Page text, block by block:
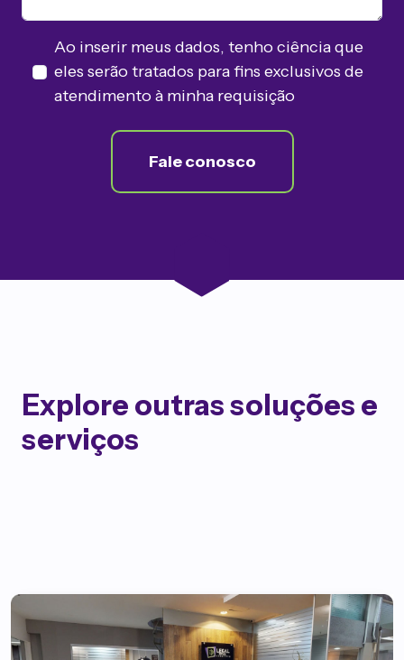
Ao inserir meus dados, tenho ciência que
eles serão tratados para fins exclusivos de
atendimento à minha requisição
Fale conosco
Explore outras soluções e
serviços